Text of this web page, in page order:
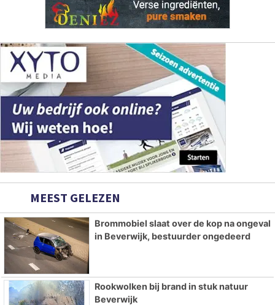
MEEST GELEZEN
Brommobiel slaat over de kop na ongeval
in Beverwijk, bestuurder ongedeerd
Rookwolken bij brand in stuk natuur
Beverwijk